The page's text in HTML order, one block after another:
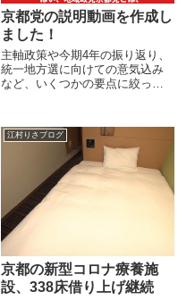
京都党の説明動画を作成し
ました！
主軸政策や今期4年の振り返り、
統一地方選に向けての意気込み
など、いくつかの要点に絞って
すので是非ご覧くださいませ。
今回は党の説明という事で落ち
着いたら雰囲気で撮影しており
江村りさブログ
京都の新型コロナ療養施
設、338床借り上げ継続